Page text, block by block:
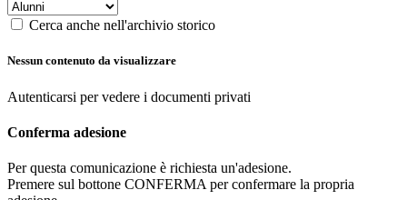
Cerca anche nell'archivio storico
Nessun contenuto da visualizzare
Autenticarsi per vedere i documenti privati
Conferma adesione
Per questa comunicazione è richiesta un'adesione.
Premere sul bottone CONFERMA per confermare la propria